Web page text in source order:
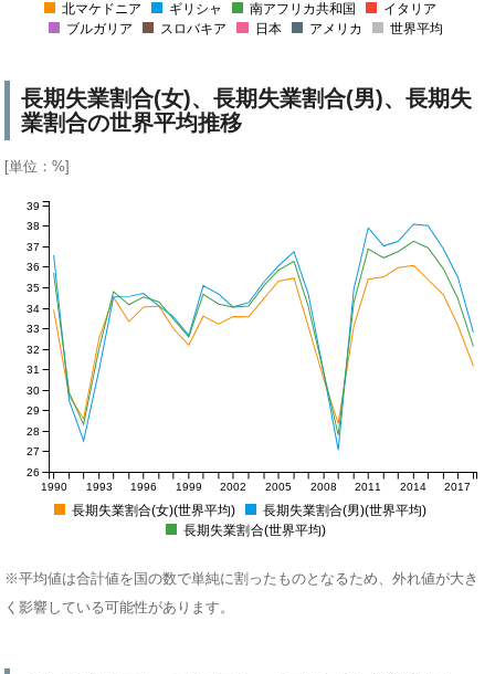
北マケドニア ギリシャ 南アフリカ共和国
イタリア
ブルガリア
スロバキア 日本 アメリカ 世界平均
長期失業割合(女)、長期失業割合(男)、長期失
業割合の世界平均推移
[単位：%]
1990 1993 1996 1999 2002 2005 2008 2011 2014 2017
26
27
28
29
30
31
32
33
34
35
36
37
38
39
長期失業割合(女)(世界平均)
長期失業割合(男)(世界平均)
長期失業割合(世界平均)
※平均値は合計値を国の数で単純に割ったものとなるため、外れ値が大き
く影響している可能性があります。